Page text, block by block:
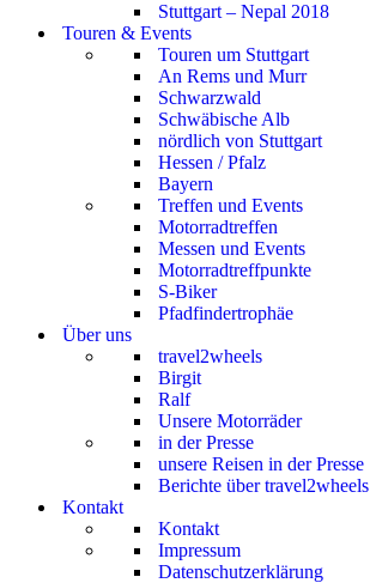
Stuttgart – Nepal 2018
Touren & Events
Touren um Stuttgart
An Rems und Murr
Schwarzwald
Schwäbische Alb
nördlich von Stuttgart
Hessen / Pfalz
Bayern
Treffen und Events
Motorradtreffen
Messen und Events
Motorradtreffpunkte
S-Biker
Pfadfindertrophäe
Über uns
travel2wheels
Birgit
Ralf
Unsere Motorräder
in der Presse
unsere Reisen in der Presse
Berichte über travel2wheels
Kontakt
Kontakt
Impressum
Datenschutzerklärung